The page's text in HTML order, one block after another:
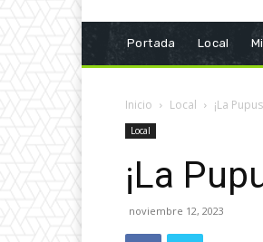
Portada Local
Inicio Local ¡La
Local
¡La
noviembre 12, 2023